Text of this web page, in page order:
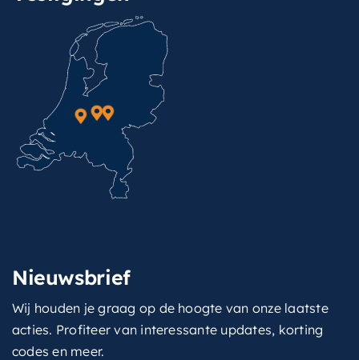
Nieuwsbrief
Wij houden je graag op de hoogte van onze laatste
acties. Profiteer van interessante updates, korting
codes en meer.